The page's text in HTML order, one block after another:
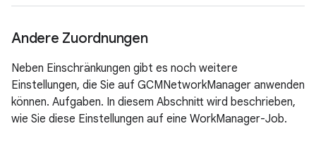
Andere Zuordnungen
Neben Einschränkungen gibt es noch weitere
Einstellungen, die Sie auf GCMNetworkManager anwenden
können. Aufgaben. In diesem Abschnitt wird beschrieben,
wie Sie diese Einstellungen auf eine WorkManager-Job.